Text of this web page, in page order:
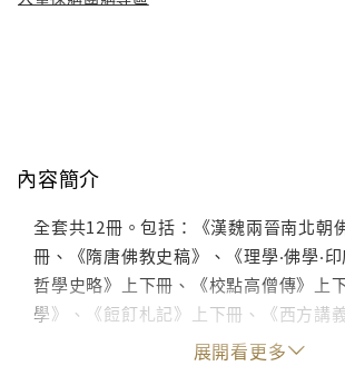
內容簡介
全套共12冊。包括：《漢魏兩晉南北朝
冊、《隋唐佛教史稿》、《理學‧佛學‧
哲學史略》上下冊、《校點高僧傳》上
學》、《餖飣札記》上下冊、《西方講
展開看更多